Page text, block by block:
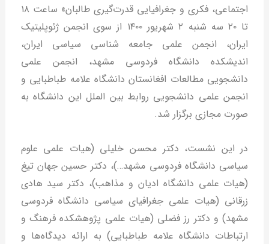
اجتماعی، فکری و جغرافیایی قدرت‌گیری طالبان» ساعت ۱۸
تا ۲۰ سه شنبه ۲ شهریور ۱۴۰۰ از سوی انجمن ژئوپلیتیک
ایران، انجمن علمی جامعه شناسی سیاسی ایران،
اندیشکده دانشگاه فردوسی مشهد، انجمن علمی
دانشجویی مطالعات افغانستان دانشگاه علامه طباطبایی و
انجمن علمی دانشجویی روابط بین الملل این دانشگاه به
صورت مجازی برگزار شد.
در این نشست، دکتر محسن خلیلی (هیات علمی علوم
سیاسی دانشگاه فردوسی مشهد…)، دکتر حسین جهان تیغ
(هیات علمی دانشگاه ادیان و مذاهب)، دکتر سید هادی
زرقانی (هیات علمی جغرافیای سیاسی دانشگاه فردوسی
مشهد) و دکتر رز فضلی (هیات علمی پژوهشکده فرهنگ و
ارتباطات دانشگاه علامه طباطبایی) به ارائه دیدگاه‌ها و